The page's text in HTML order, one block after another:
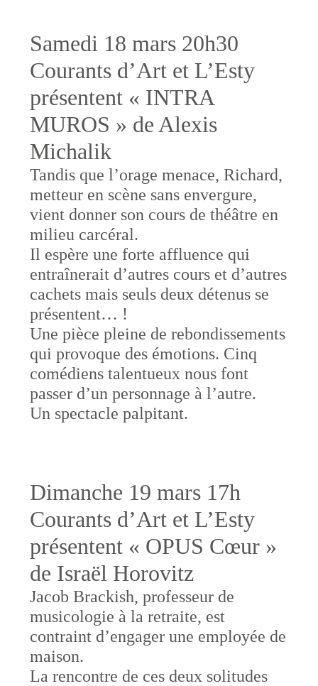
Samedi 18 mars 20h30
Courants d’Art et L’Esty
présentent « INTRA
MUROS » de Alexis
Michalik
Tandis que l’orage menace, Richard,
metteur en scène sans envergure,
vient donner son cours de théâtre en
milieu carcéral.
Il espère une forte affluence qui
entraînerait d’autres cours et d’autres
cachets mais seuls deux détenus se
présentent… !
Une pièce pleine de rebondissements
qui provoque des émotions. Cinq
comédiens talentueux nous font
passer d’un personnage à l’autre.
Un spectacle palpitant.
Dimanche 19 mars 17h
Courants d’Art et L’Esty
présentent « OPUS Cœur »
de Israël Horovitz
Jacob Brackish, professeur de
musicologie à la retraite, est
contraint d’engager une employée de
maison.
La rencontre de ces deux solitudes